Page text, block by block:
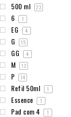
500 ml 23
6 1
EG 4
G 15
GG 4
M 13
P 14
Refil 50ml 1
Essence 1
Pad com 4 1